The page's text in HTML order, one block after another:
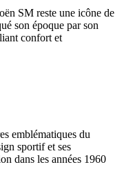
SM reste une icône de
son époque par son
confort et
emblématiques du
sportif et ses
dans les années 1960